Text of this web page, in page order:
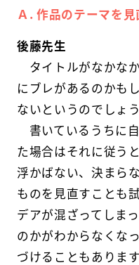
Ａ. 作品のテーマを
後藤先生
タイトルがなかな
にブレがあるのかも
ないというのでしょう
書いているうちに
た場合はそれに従う
浮かばない、決まら
ものを見直すことも
デアが混ざってしま
のかがわからなくな
づけることもあります